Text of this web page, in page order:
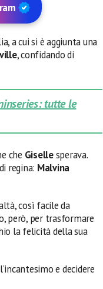
a cui si è aggiunta una
, confidando di
tutte le
che Gisellesperava.
regina: Malvina
così facile da
però, per trasformare
la felicità della sua
e decidere